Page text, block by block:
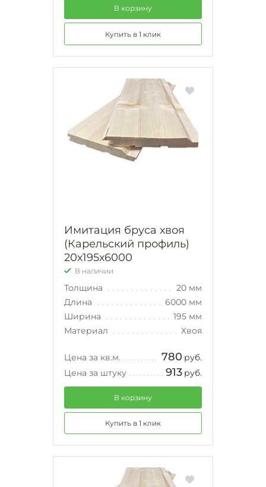
В корзину
Купить в 1 клик
Имитация бруса хвоя
(Карельский профиль)
20х195х6000
В наличии
Толщина
20 мм
Длина
6000 мм
Ширина
195 мм
Материал
Хвоя
Цена за кв.м. 780 руб.
Цена за штуку
913 руб.
В корзину
Купить в 1 клик